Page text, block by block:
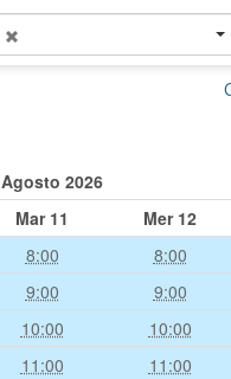
Agosto 2026
Mar 11 Mer 12
8:00 8:00
9:00 9:00
10:00 10:00
11:00 11:00